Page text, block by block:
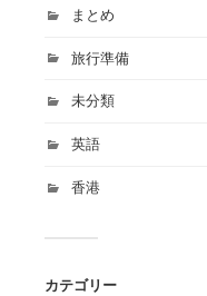
まとめ
旅行準備
未分類
英語
香港
カテゴリー